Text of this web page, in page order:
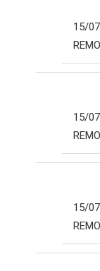
15/
15/
15/